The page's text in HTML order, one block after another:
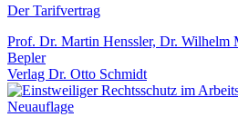
Der Tarifvertrag
Prof. Dr. Martin Henssler, Dr.
Bepler
Verlag Dr. Otto Schmidt
Neuauflage